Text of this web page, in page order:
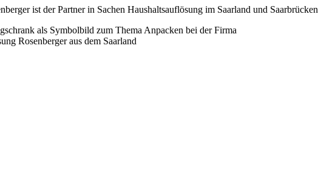
ist der Partner in Sachen Haushaltsauflösung im Saarland und Saarbrücken